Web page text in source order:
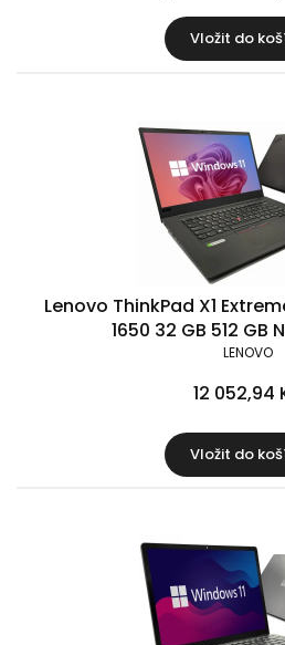
Vložit do
Lenovo ThinkPad X1
1650 32 GB 512 GB
LENOVO
12 052,94
Vložit do